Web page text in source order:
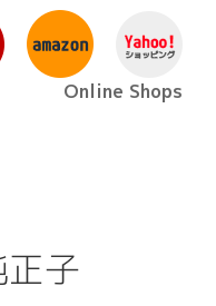
Online Shops
子